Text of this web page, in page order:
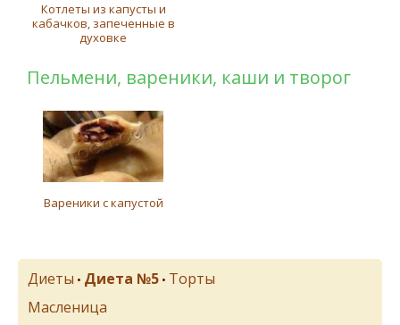
Котлеты из капусты и
кабачков, запеченные в
духовке
Пельмени, вареники, каши и творог
Вареники с капустой
Диеты • Диета №5 • Торты
Масленица